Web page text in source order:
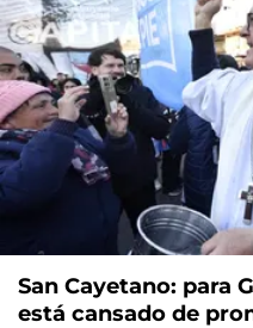
San Cayetano: para
está cansado de